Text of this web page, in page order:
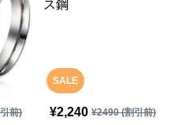
前)
SALE
¥2,240 ¥2490(割引前)